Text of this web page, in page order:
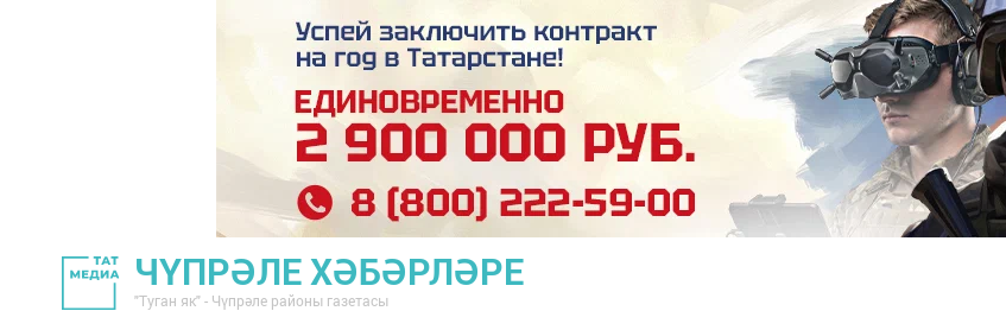
ЧҮПРӘЛЕ ХӘБӘРЛӘРЕ
"Туган як" - Чүпрәле районы газетасы